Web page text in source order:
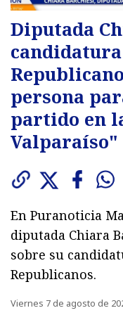
Diputada
persona
partido en
Valparaíso"
En Puranoticia
diputada Chiara
sobre su
Republicanos.
Viernes 7 de agosto de